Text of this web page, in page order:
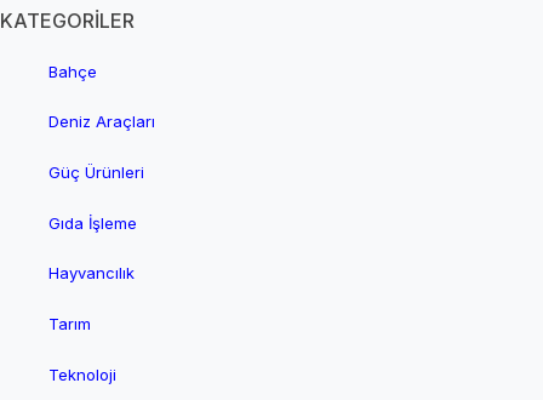
KATEGORİLER
Bahçe
Deniz Araçları
Güç Ürünleri
Gıda İşleme
Hayvancılık
Tarım
Teknoloji